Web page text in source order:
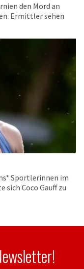
den Mord an
Ermittler sehen
Sportlerinnen im
Coco Gauff zu